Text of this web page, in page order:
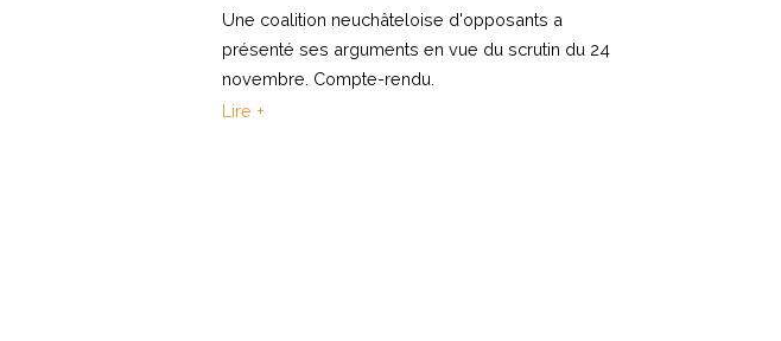
Une coalition neuchâteloise d'opposants a
présenté ses arguments en vue du scrutin du 24
novembre. Compte-rendu.
Lire +